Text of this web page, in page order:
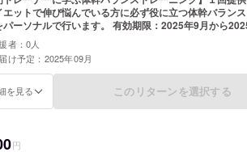
エットで伸び悩んでいる方に必ず役に立つ体幹バラン
ルで行います。 有効期限：2025年9月から2025年12月末
者：0人
け予定：2025年09月
を見る このリターンを選択する
円